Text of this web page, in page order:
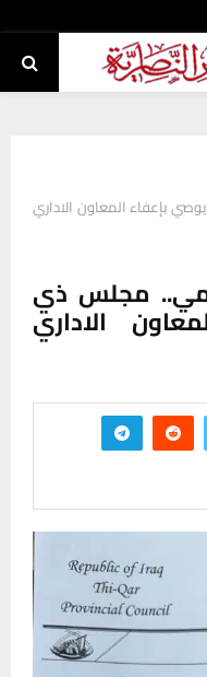
بإعفاء المعاون الاداري
مجلس ذي
الاداري